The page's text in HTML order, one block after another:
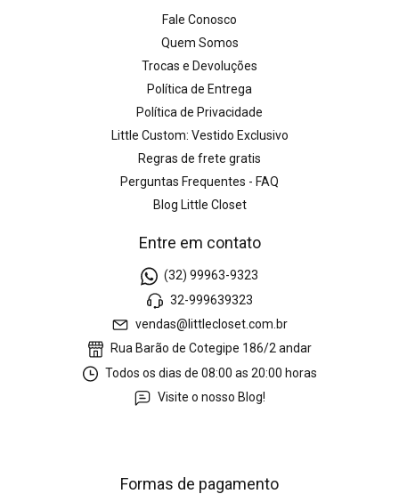
Fale Conosco
Quem Somos
Trocas e Devoluções
Política de Entrega
Política de Privacidade
Little Custom: Vestido Exclusivo
Regras de frete gratis
Perguntas Frequentes - FAQ
Blog Little Closet
Entre em contato
(32) 99963-9323
32-999639323
vendas@littlecloset.com.br
Rua Barão de Cotegipe 186/2 andar
Todos os dias de 08:00 as 20:00 horas
Visite o nosso Blog!
Formas de pagamento